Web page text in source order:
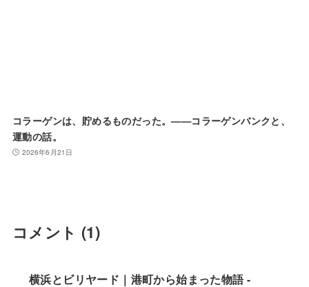
コラーゲンは、貯めるものだった。——コラーゲンバンクと、
運動の話。
2026年6月21日
コメント (1)
横浜とビリヤード｜港町から始まった物語 -